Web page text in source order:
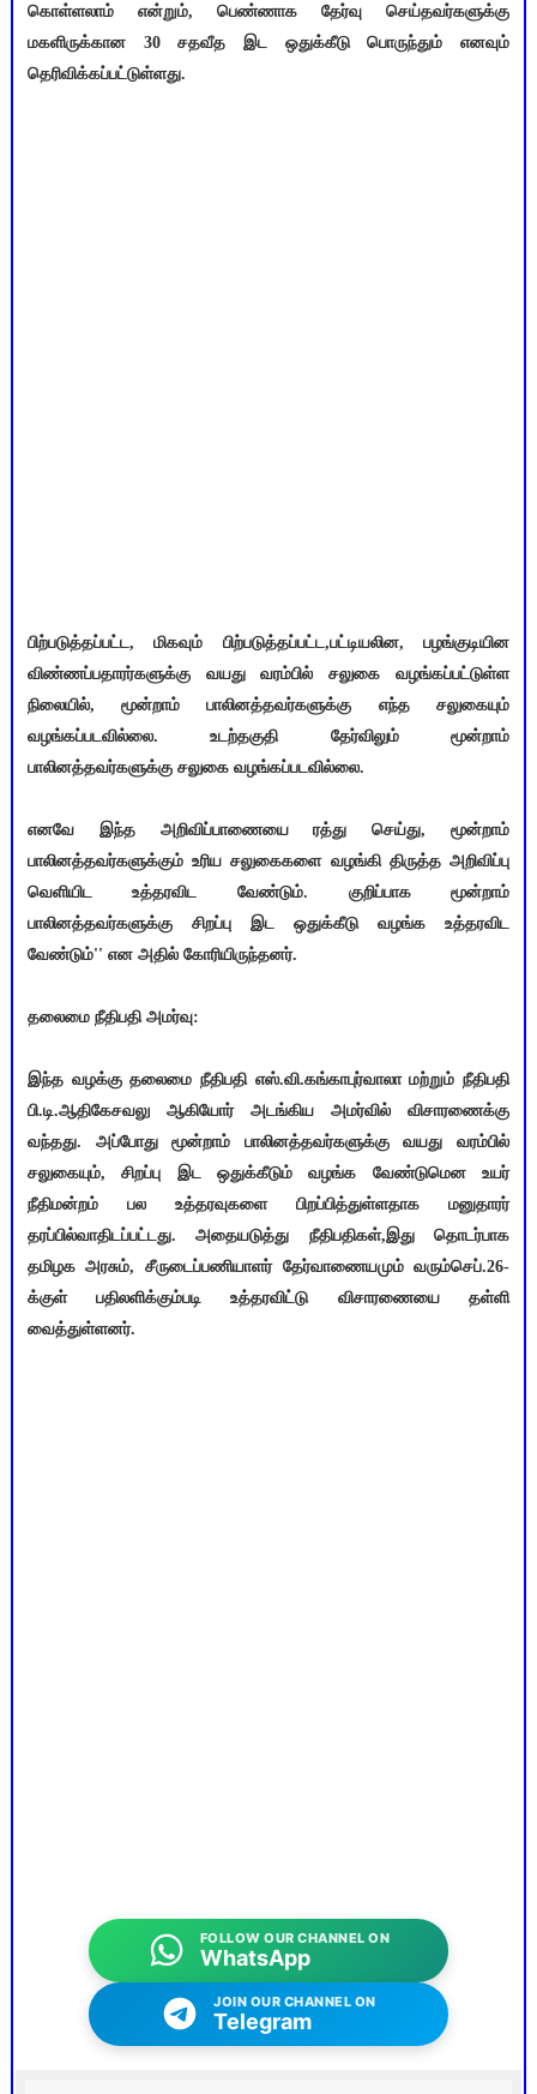
கொள்ளலாம் என்றும், பெண்ணாக தேர்வு செய்தவர்களுக்கு
மகளிருக்கான 30 சதவீத இட ஒதுக்கீடு பொருந்தும் எனவும்
தெரிவிக்கப்பட்டுள்ளது.
பிற்படுத்தப்பட்ட, மிகவும் பிற்படுத்தப்பட்ட,பட்டியலின, பழங்குடியின
விண்ணப்பதாரர்களுக்கு வயது வரம்பில் சலுகை வழங்கப்பட்டுள்ள
நிலையில், மூன்றாம் பாலினத்தவர்களுக்கு எந்த சலுகையும்
வழங்கப்படவில்லை. உடற்தகுதி தேர்விலும் மூன்றாம்
பாலினத்தவர்களுக்கு சலுகை வழங்கப்படவில்லை.
எனவே இந்த அறிவிப்பாணையை ரத்து செய்து, மூன்றாம்
பாலினத்தவர்களுக்கும் உரிய சலுகைகளை வழங்கி திருத்த அறிவிப்பு
வெளியிட உத்தரவிட வேண்டும். குறிப்பாக மூன்றாம்
பாலினத்தவர்களுக்கு சிறப்பு இட ஒதுக்கீடு வழங்க உத்தரவிட
வேண்டும்'' என அதில் கோரியிருந்தனர்.
தலைமை நீதிபதி அமர்வு:
இந்த வழக்கு தலைமை நீதிபதி எஸ்.வி.கங்காபுர்வாலா மற்றும் நீதிபதி
பி.டி.ஆதிகேசவலு ஆகியோர் அடங்கிய அமர்வில் விசாரணைக்கு
வந்தது. அப்போது மூன்றாம் பாலினத்தவர்களுக்கு வயது வரம்பில்
சலுகையும், சிறப்பு இட ஒதுக்கீடும் வழங்க வேண்டுமென உயர்
நீதிமன்றம் பல உத்தரவுகளை பிறப்பித்துள்ளதாக மனுதாரர்
தரப்பில்வாதிடப்பட்டது. அதையடுத்து நீதிபதிகள்,இது தொடர்பாக
தமிழக அரசும், சீருடைப்பணியாளர் தேர்வாணையமும் வரும்செப்.26-
க்குள் பதிலளிக்கும்படி உத்தரவிட்டு விசாரணையை தள்ளி
வைத்துள்ளனர்.
FOLLOW OUR CHANNEL ON
WhatsApp
JOIN OUR CHANNEL ON
Telegram